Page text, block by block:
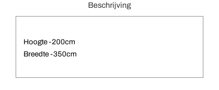
Beschrijving
Hoogte -200cm
Breedte -350cm